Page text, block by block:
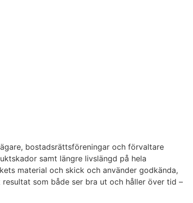
bostadsrättsföreningar och förvaltare
samt längre livslängd på hela
material och skick och använder godkända,
som både ser bra ut och håller över tid –